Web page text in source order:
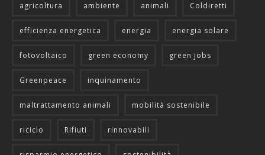
agricoltura ambiente animali Coldiretti
efficienza energetica energia energia solare
fotovoltaico green economy green jobs
Greenpeace inquinamento
maltrattamento animali mobilità sostenibile
riciclo Rifiuti rinnovabili